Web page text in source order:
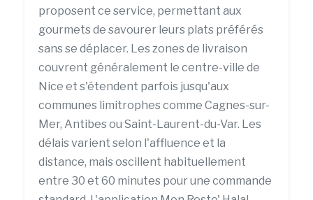
proposent ce service, permettant aux
gourmets de savourer leurs plats préférés
sans se déplacer. Les zones de livraison
couvrent généralement le centre-ville de
Nice et s'étendent parfois jusqu'aux
communes limitrophes comme Cagnes-sur-
Mer, Antibes ou Saint-Laurent-du-Var. Les
délais varient selon l'affluence et la
distance, mais oscillent habituellement
entre 30 et 60 minutes pour une commande